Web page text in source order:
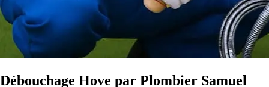
Débouchage Hove par Plombier Samuel